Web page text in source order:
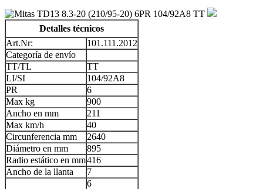
Detalles técnicos
Art.Nr:
101.111.2012
Categoría de envío
TT/TL
TT
LI/SI
104/92A8
PR
6
Max kg
900
Ancho en mm
211
Max km/h
40
Circunferencia mm
2640
Diámetro en mm
895
Radio estático en mm416
Ancho de la llanta
7
6